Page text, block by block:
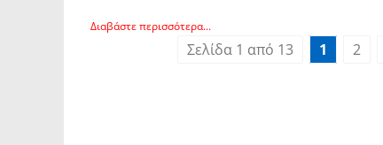
Διαβάστε περισσότερα...
Σελίδα 1 από 13 1 2